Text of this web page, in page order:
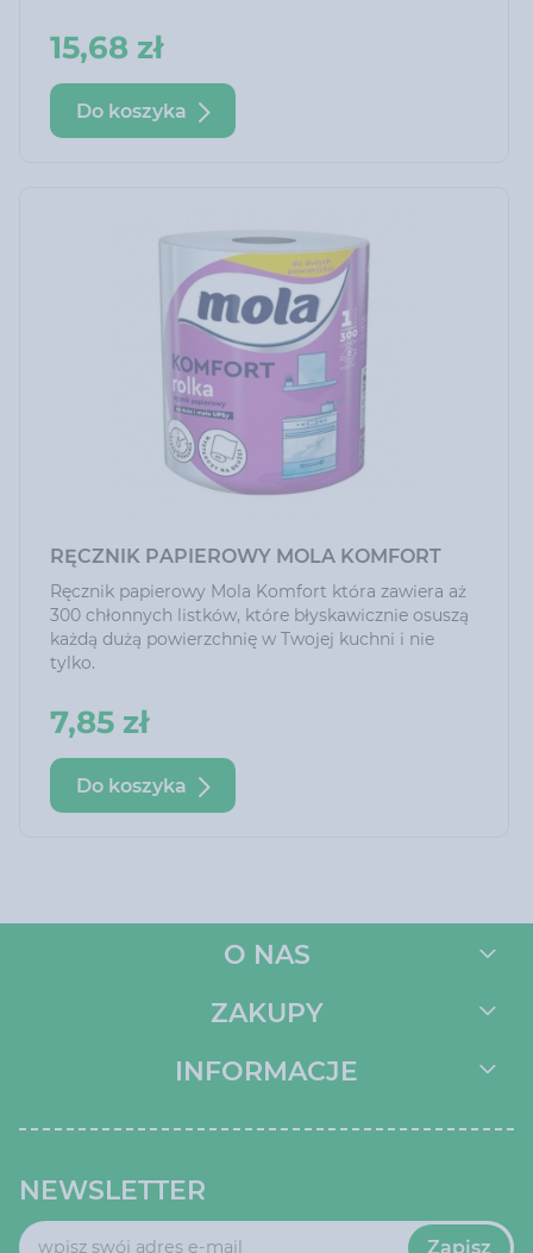
15,68 zł
Do koszyka
RĘCZNIK PAPIEROWY MOLA KOMFORT
Ręcznik papierowy Mola Komfort która zawiera aż
300 chłonnych listków, które błyskawicznie osuszą
każdą dużą powierzchnię w Twojej kuchni i nie
tylko.
7,85 zł
Do koszyka
O NAS
ZAKUPY
INFORMACJE
NEWSLETTER
Zapisz